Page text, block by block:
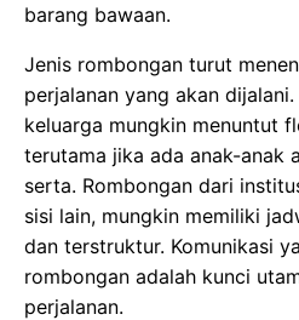
barang bawaan.
Jenis rombongan turut
perjalanan yang akan
keluarga mungkin menuntut
terutama jika ada anak-anak
serta. Rombongan dari
sisi lain, mungkin memiliki
dan terstruktur. Komunikasi
rombongan adalah kunci
perjalanan.